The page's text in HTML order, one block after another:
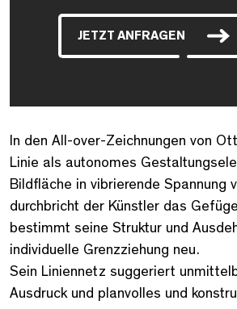
JETZT ANFRAGEN
In den All-over-Zeichnungen von
Linie als autonomes
Bildfläche in vibrierende Spannung
durchbricht der Künstler das
bestimmt seine Struktur und
individuelle Grenzziehung neu.
Sein Liniennetz suggeriert
Ausdruck und planvolles und